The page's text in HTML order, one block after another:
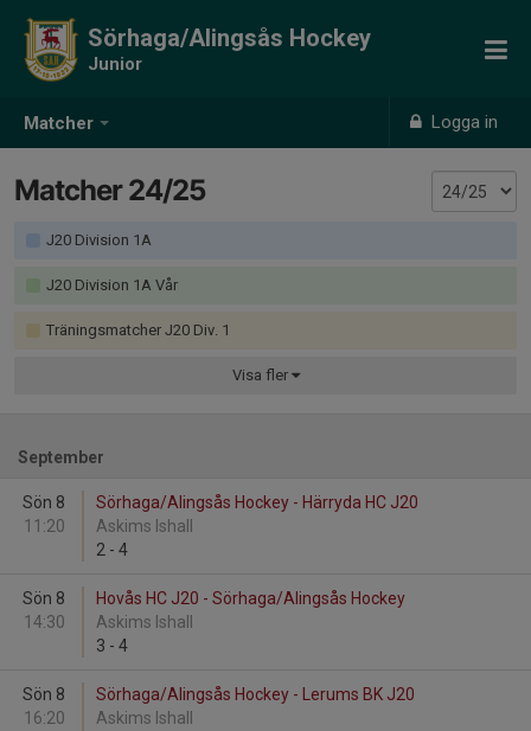
Matcher Logga in
Sörhaga/Alingsås Hockey
Junior
Matcher 24/25
J20 Division 1A
J20 Division 1A Vår
Träningsmatcher J20 Div. 1
Visa fler
September
Sön 8
11:20
Sörhaga/Alingsås Hockey - Härryda HC J20
Askims Ishall
2 - 4
Sön 8
14:30
Hovås HC J20 - Sörhaga/Alingsås Hockey
Askims Ishall
3 - 4
Sön 8
16:20
Sörhaga/Alingsås Hockey - Lerums BK J20
Askims Ishall